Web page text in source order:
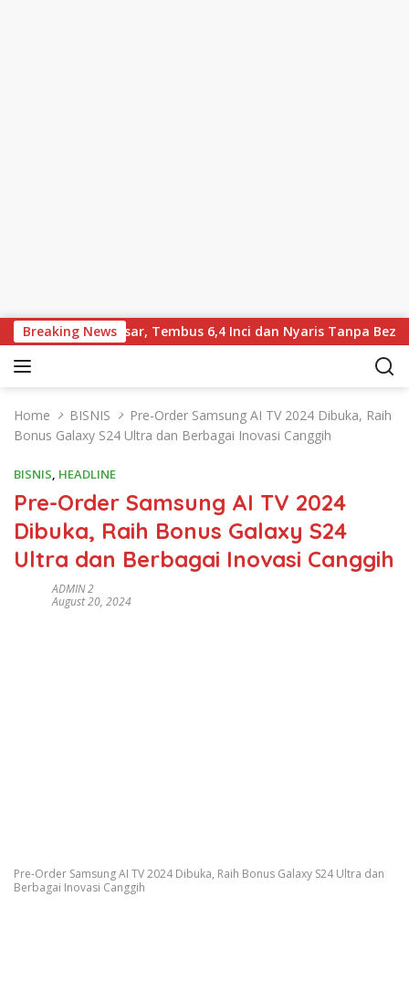
Breaking News
Lebih Besar, Tembus 6,4 Inci dan Nyaris Tanpa Bezel
Home BISNIS
Pre-Order Samsung AI TV 2024 Dibuka, Raih
Bonus Galaxy S24 Ultra dan Berbagai Inovasi Canggih
BISNIS, HEADLINE
Pre-Order Samsung AI TV 2024
Dibuka, Raih Bonus Galaxy S24
Ultra dan Berbagai Inovasi Canggih
ADMIN 2
August 20, 2024
Pre-Order Samsung AI TV 2024 Dibuka, Raih Bonus Galaxy S24 Ultra dan
Berbagai Inovasi Canggih